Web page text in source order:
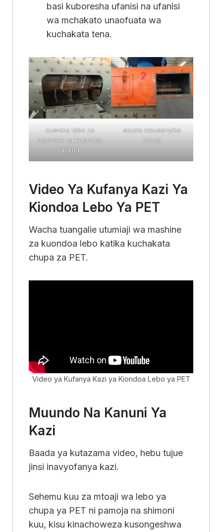
basi kuboresha ufanisi na ufanisi
wa mchakato unaofuata wa
kuchakata tena.
kuweka lebo za
mashine za kuondoa
alama
studio mkusanyiko
chute
Video Ya Kufanya Kazi Ya
Kiondoa Lebo Ya PET
Wacha tuangalie utumiaji wa mashine
za kuondoa lebo katika kuchakata
chupa za PET.
Video ya Kufanya Kazi ya Kiondoa Lebo ya PET
Muundo Na Kanuni Ya
Kazi
Baada ya kutazama video, hebu tujue
jinsi inavyofanya kazi.
Sehemu kuu za mtoaji wa lebo ya
chupa ya PET ni pamoja na shimoni
kuu, kisu kinachoweza kusongeshwa